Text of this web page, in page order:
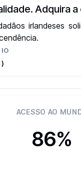
Adquira
irlandeses
ACESSO AO
86%